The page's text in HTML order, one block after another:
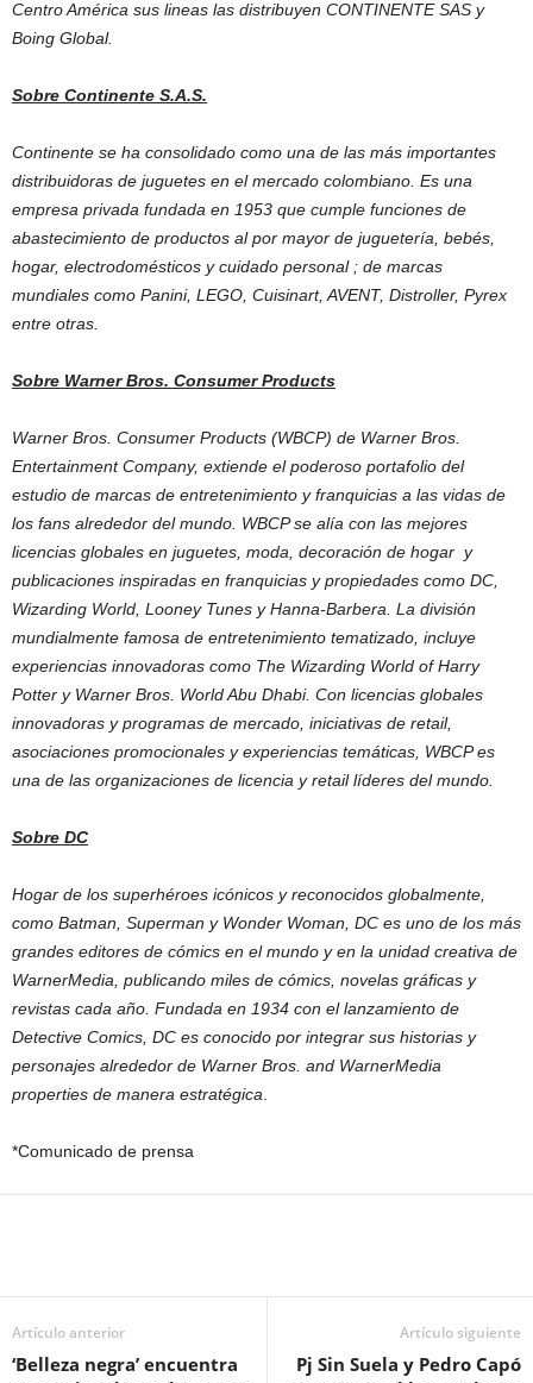
Centro América sus lineas las distribuyen CONTINENTE SAS y
Boing Global.
Sobre Continente S.A.S.
Continente se ha consolidado como una de las más importantes
distribuidoras de juguetes en el mercado colombiano. Es una
empresa privada fundada en 1953 que cumple funciones de
abastecimiento de productos al por mayor de juguetería, bebés,
hogar, electrodomésticos y cuidado personal ; de marcas
mundiales como Panini, LEGO, Cuisinart, AVENT, Distroller, Pyrex
entre otras.
Sobre Warner Bros. Consumer Products
Warner Bros. Consumer Products (WBCP) de Warner Bros.
Entertainment Company, extiende el poderoso portafolio del
estudio de marcas de entretenimiento y franquicias a las vidas de
los fans alrededor del mundo. WBCP se alía con las mejores
licencias globales en juguetes, moda, decoración de hogar y
publicaciones inspiradas en franquicias y propiedades como DC,
Wizarding World, Looney Tunes y Hanna-Barbera. La división
mundialmente famosa de entretenimiento tematizado, incluye
experiencias innovadoras como The Wizarding World of Harry
Potter y Warner Bros. World Abu Dhabi. Con licencias globales
innovadoras y programas de mercado, iniciativas de retail,
asociaciones promocionales y experiencias temáticas, WBCP es
una de las organizaciones de licencia y retail líderes del mundo.
Sobre DC
Hogar de los superhéroes icónicos y reconocidos globalmente,
como Batman, Superman y Wonder Woman, DC es uno de los más
grandes editores de cómics en el mundo y en la unidad creativa de
WarnerMedia, publicando miles de cómics, novelas gráficas y
revistas cada año. Fundada en 1934 con el lanzamiento de
Detective Comics, DC es conocido por integrar sus historias y
personajes alrededor de Warner Bros. and WarnerMedia
properties de manera estratégica
*Comunicado de prensa
Artículo anterior
‘Belleza negra’ encuentra
Artículo siguiente
Pj Sin Suela y Pedro Capó